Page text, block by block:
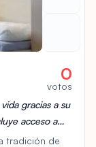
intercultural
0
votos
gracias a su
acceso a
y
tradición de